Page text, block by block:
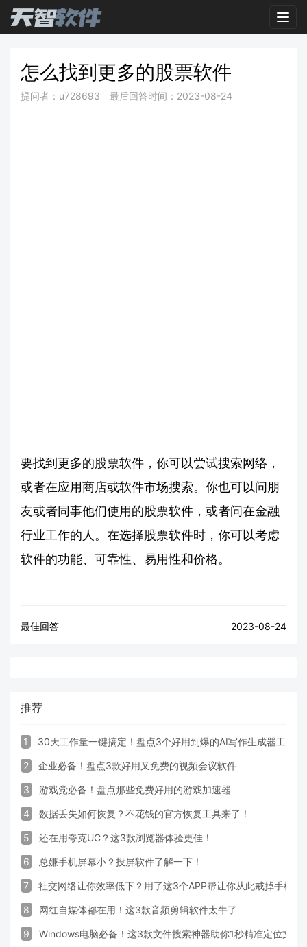
怎么找到更多的股票软件
提问者：u728693 最后回答时间：2023-08-24
要找到更多的股票软件，你可以尝试搜索网络，
或者在应用商店或软件市场搜索。你也可以问朋
友或者同事他们使用的股票软件，或者问在金融
行业工作的人。在选择股票软件时，你可以考虑
软件的功能、可靠性、易用性和价格。
最佳回答 2023-08-24
推荐
1 30天工作量一键搞定！盘点3个好用到爆的AI写作生成器工具
2 企业必备！盘点3款好用又免费的视频会议软件
3 游戏党必备！盘点那些免费好用的游戏加速器
4 数据丢失如何恢复？不花钱的官方恢复工具来了！
5 还在用夸克UC？这3款浏览器体验更佳！
6 总嫌手机屏幕小？投屏软件了解一下！
7 社交网络让你效率低下？用了这3个APP帮让你从此戒掉手机！
8 网红自媒体都在用！这3款音频剪辑软件太牛了
9 Windows电脑必备！这3款文件搜索神器助你1秒精准定位文件